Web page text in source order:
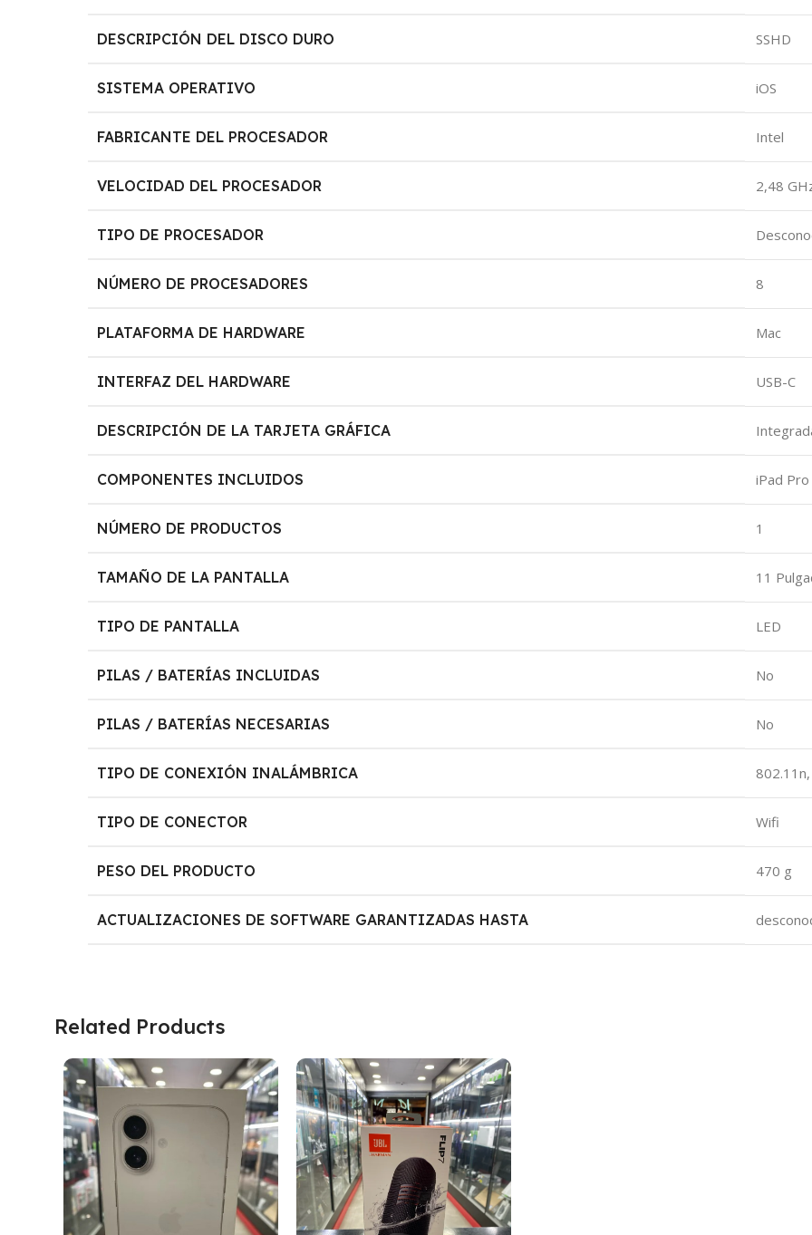
DESCRIPCIÓN DEL DISCO DURO ‎SSHD
SISTEMA OPERATIVO ‎iOS
FABRICANTE DEL PROCESADOR ‎Intel
VELOCIDAD DEL PROCESADOR ‎2,48
TIPO DE PROCESADOR
NÚMERO DE PROCESADORES ‎8
PLATAFORMA DE HARDWARE ‎Mac
INTERFAZ DEL HARDWARE ‎USB-C
DESCRIPCIÓN DE LA TARJETA GRÁFICA
COMPONENTES INCLUIDOS ‎iPad Pro
NÚMERO DE PRODUCTOS ‎1
TAMAÑO DE LA PANTALLA ‎11
TIPO DE PANTALLA ‎LED
PILAS / BATERÍAS INCLUIDAS ‎No
PILAS / BATERÍAS NECESARIAS ‎No
TIPO DE CONEXIÓN INALÁMBRICA
TIPO DE CONECTOR ‎Wifi
PESO DEL PRODUCTO ‎470 g
ACTUALIZACIONES DE SOFTWARE GARANTIZADAS HASTA
Related Products